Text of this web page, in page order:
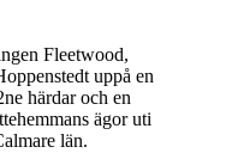
Fleetwood,
uppå en
härdar och en
ägor uti
län.